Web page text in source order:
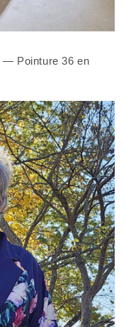
— Pointure 36 en